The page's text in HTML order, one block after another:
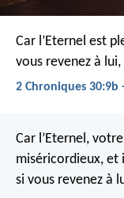
Car l’Eternel est
vous revenez à
2 Chroniques 30:9b
Car l’Eternel,
miséricordieux, et
si vous revenez à